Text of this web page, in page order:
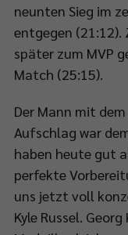
neunten Sieg im
entgegen (21:12).
später zum MVP
Match (25:15).
Der Mann mit
Aufschlag war
haben heute gut
perfekte
uns jetzt voll
Kyle Russel.